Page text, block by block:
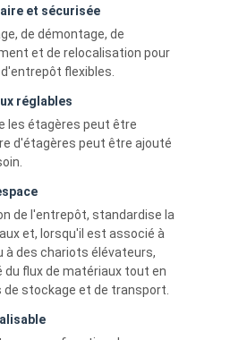
et sécurisée
de démontage, de
et de relocalisation pour
flexibles.
réglables
les étagères peut être
d'étagères peut être ajouté
de l'entrepôt, standardise la
et, lorsqu'il est associé à
à des chariots élévateurs,
flux de matériaux tout en
stockage et de transport.